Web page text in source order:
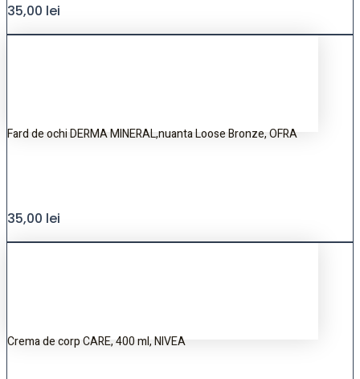
35,00 lei
Fard de ochi DERMA MINERAL,nuanta Loose Bronze, OFRA
35,00 lei
Crema de corp CARE, 400 ml, NIVEA